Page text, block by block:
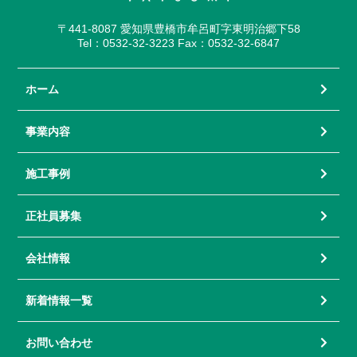
〒441-8087 愛知県豊橋市牟呂町字東明治郷下58
Tel：0532-32-3223 Fax：0532-32-6847
ホーム
事業内容
施工事例
正社員募集
会社情報
新着情報一覧
お問い合わせ